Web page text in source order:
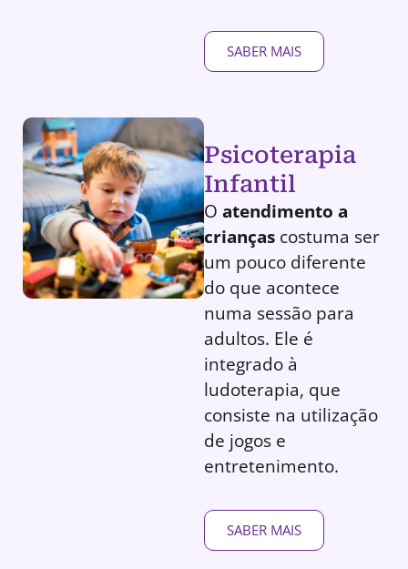
SABER MAIS
Psicoterapia
Infantil
O atendimento a
crianças costuma ser
um pouco diferente
do que acontece
numa sessão para
adultos. Ele é
integrado à
ludoterapia, que
consiste na utilização
de jogos e
entretenimento.
SABER MAIS